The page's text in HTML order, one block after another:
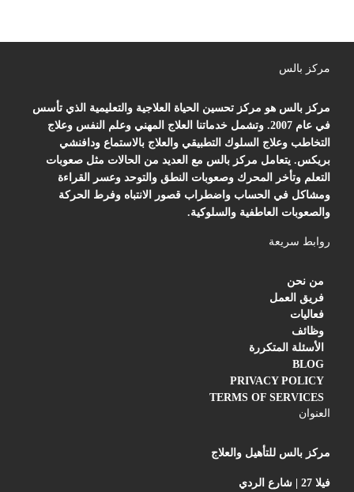
مركز بالس
مركز بالس هو مركز تحسين الحياة العلاجية والتعليمية الذي تأسس
في عام 2007. وتشمل خدماتنا العلاج المهني وعلم النفس وعلاج
التخاطب وعلاج السلوك التطبيقي والعلاج بالاستماع ودافنشي
بريكس. يتعامل مركز بالس مع العديد من الحالات مثل صعوبات
التعلم وتأخر المحرك وصعوبات النطق والتوحد وعسر القراءة
ومشاكل في الحساب واضطراب قصور الانتباه وفرط الحركة
والصعوبات العاطفية والسلوكية.
روابط سريعة
من نحن
فريق العمل
فعاليات
وظائف
الأسئلة المتكررة
BLOG
PRIVACY POLICY
TERMS OF SERVICES
العنوان
مركز بالس للتأهيل والعلاج
فيلا 27 | شارع الردي